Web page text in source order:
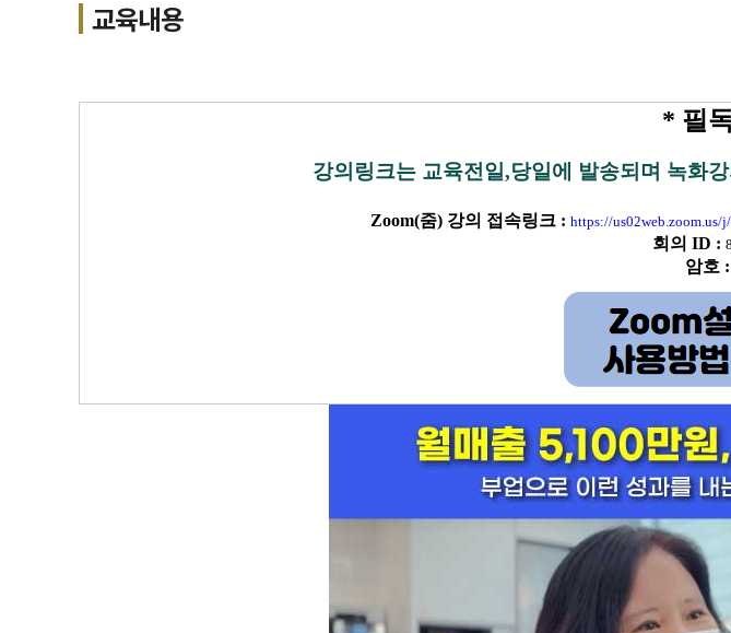
교육내용
* 필
강의링크는 교육전일,당일에 발송되며 녹화
Zoom(줌) 강의 접속링크 : https://
회의 ID :
암호 :